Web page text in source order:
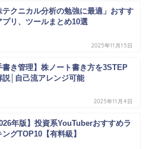
テクニカル分析の勉強に最適」おすす
プリ、ツールまとめ10選
2025年11月15日
書き管理】株ノート書き方を3STEP
説│自己流アレンジ可能
2025年11月4日
年版】投資系YouTuberおすすめラ
ングTOP10【有料級】